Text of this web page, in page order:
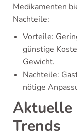
Medikamenten
Nachteile:
Vorteile:
günstige
Gewicht.
Nachteile:
nötige
Aktuelle
Trends